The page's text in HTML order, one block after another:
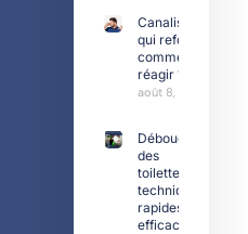
Canalisation
qui refoule :
comment
réagir ?
août 8, 2025
Déboucher
des
toilettes :
techniques
rapides et
efficaces